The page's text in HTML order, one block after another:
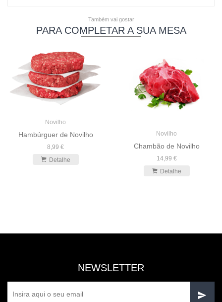
Também vai gostar
PARA COMPLETAR A SUA MESA
Novilho
Hambúrguer de Novilho
8,99 €
Detalhe
Novilho
Chambão de Novilho
14,99 €
Detalhe
NEWSLETTER